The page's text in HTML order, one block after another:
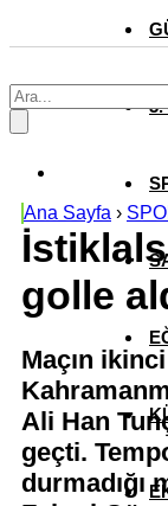
3.
Ana Sayfa ›
golle
Maçın ikinci
Ali Han
geçti.
durmadığı